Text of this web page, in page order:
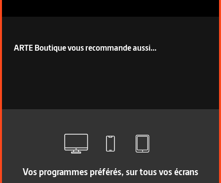
ARTE Boutique vous recommande aussi...
Vos programmes préférés, sur tous vos écrans